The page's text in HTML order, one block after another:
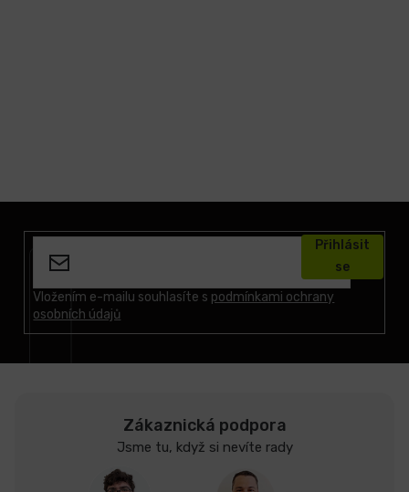
Vložením e-mailu souhlasíte s podmínkami ochrany
osobních údajů
Přihlásit
se
Zákaznická podpora
Jsme tu, když si nevíte rady